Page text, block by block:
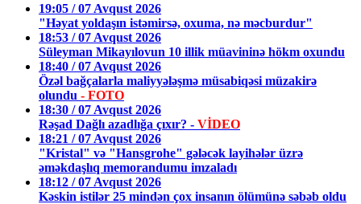
19:05 / 07 Avqust 2026
"Həyat yoldaşın istəmirsə, oxuma, nə məcburdur"
18:53 / 07 Avqust 2026
Süleyman Mikayılovun 10 illik müavininə hökm oxundu
18:40 / 07 Avqust 2026
Özəl bağçalarla maliyyələşmə müsabiqəsi müzakirə
olundu - FOTO
18:30 / 07 Avqust 2026
Rəşad Dağlı azadlığa çıxır? - VİDEO
18:21 / 07 Avqust 2026
"Kristal" və "Hansgrohe" gələcək layihələr üzrə
əməkdaşlıq memorandumu imzaladı
18:12 / 07 Avqust 2026
Kəskin istilər 25 mindən çox insanın ölümünə səbəb oldu